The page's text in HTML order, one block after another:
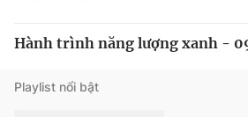
Hành trình năng lượng xanh -
Playlist nổi bật